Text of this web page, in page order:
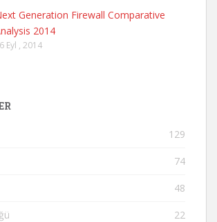
Generation Firewall Comparative
2014
Eyl , 2014
129
74
48
22